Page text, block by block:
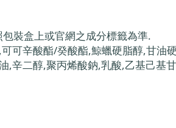
裝盒上或官網之成分標籤為準.
可辛酸酯/癸酸酯,鯨蠟硬脂醇,甘油
,辛二醇,聚丙烯酸鈉,乳酸,乙基己基